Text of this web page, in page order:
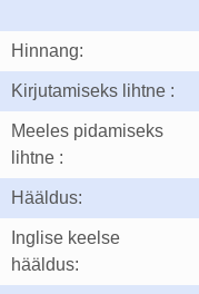
Hinnang:
Kirjutamiseks lihtne :
Meeles pidamiseks
lihtne :
Hääldus:
Inglise keelse
hääldus: